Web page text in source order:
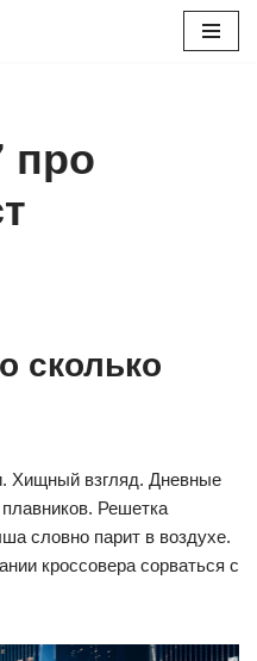
про
сколько
Хищный взгляд. Дневные
Решетка
словно парит в воздухе.
кроссовера сорваться с